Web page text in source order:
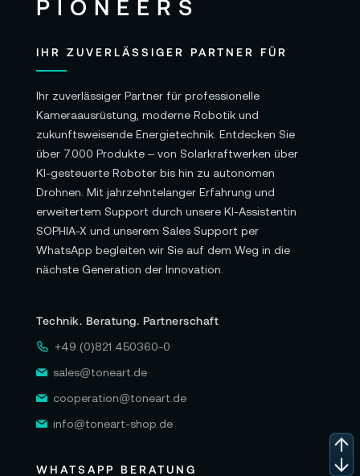
IHR ZUVERLÄSSIGER PARTNER FÜR
Ihr zuverlässiger Partner für professionelle
Kameraausrüstung, moderne Robotik und
zukunftsweisende Energietechnik. Entdecken Sie
über 7.000 Produkte – von Solarkraftwerken über
KI-gesteuerte Roboter bis hin zu autonomen
Drohnen. Mit jahrzehntelanger Erfahrung und
erweitertem Support durch unsere KI-Assistentin
SOPHIA-X und unserem Sales Support per
WhatsApp begleiten wir Sie auf dem Weg in die
nächste Generation der Innovation.
Technik. Beratung. Partnerschaft
+49 (0)821 450360-0
sales@toneart.de
cooperation@toneart.de
info@toneart-shop.de
WHATSAPP BERATUNG